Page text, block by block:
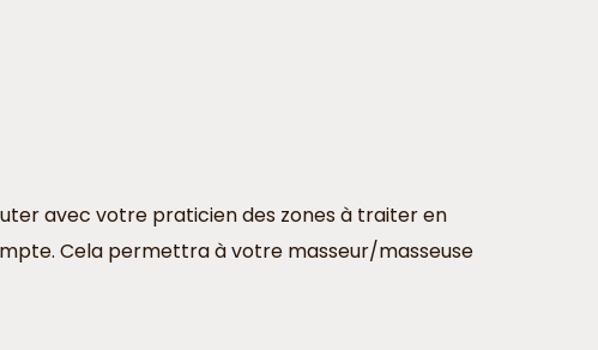
avec votre praticien des zones à traiter en
Cela permettra à votre masseur/masseuse